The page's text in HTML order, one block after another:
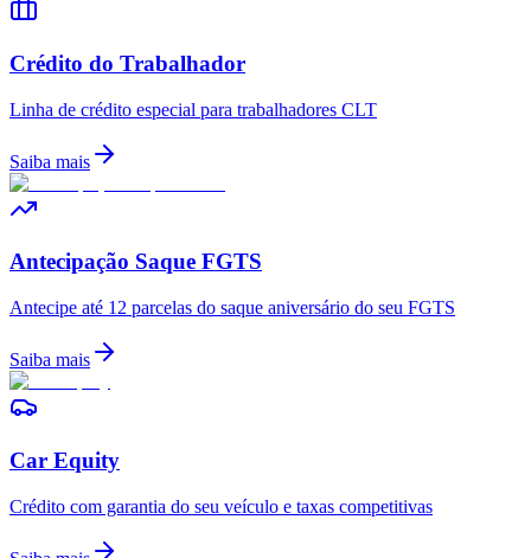
Crédito do Trabalhador
Linha de crédito especial para trabalhadores CLT
Saiba mais
Antecipação Saque FGTS
Antecipe até 12 parcelas do saque aniversário do seu FGTS
Saiba mais
Car Equity
Crédito com garantia do seu veículo e taxas competitivas